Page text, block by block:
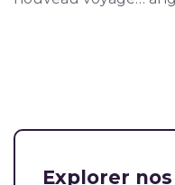
Explorer